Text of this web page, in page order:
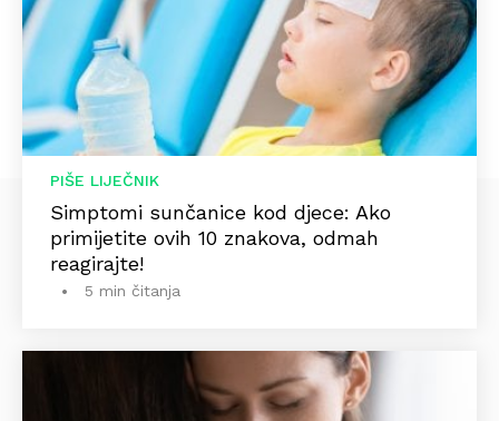
PIŠE LIJEČNIK
Simptomi sunčanice kod djece: Ako
primijetite ovih 10 znakova, odmah
reagirajte!
5 min čitanja